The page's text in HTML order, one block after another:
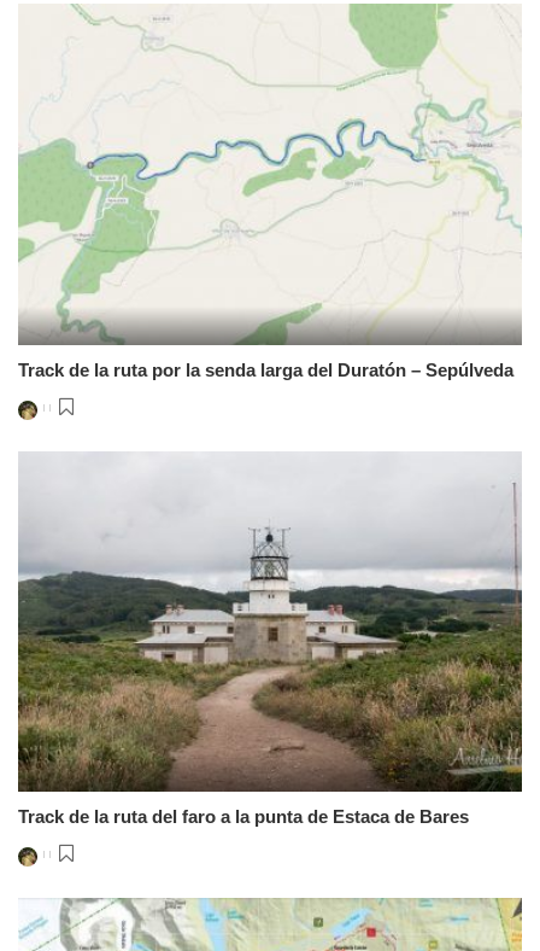
Track de la ruta por la senda larga del Duratón – Sepúlveda
Posted
Track de la ruta del faro a la punta de Estaca de Bares
Posted